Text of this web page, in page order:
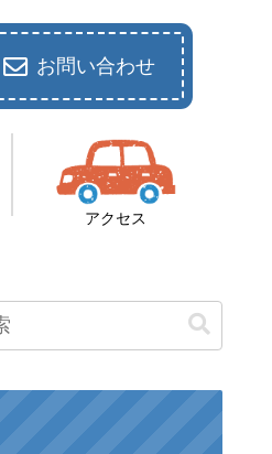
お問い合わせ
アクセス